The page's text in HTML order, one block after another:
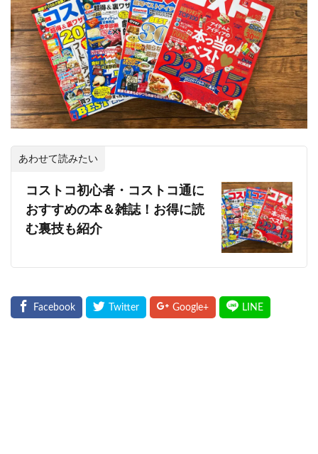
あわせて読みたい
コストコ初心者・コストコ通に
おすすめの本＆雑誌！お得に読
む裏技も紹介